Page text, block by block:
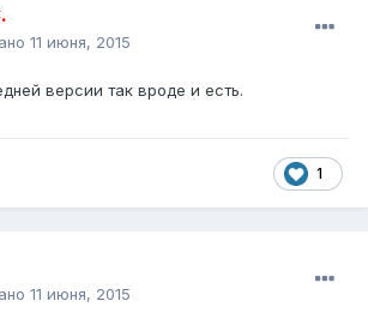
11 июня, 2015
версии так вроде и есть.
1
11 июня, 2015